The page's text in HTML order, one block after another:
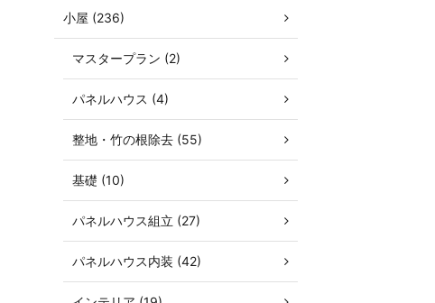
小屋 (236)
マスタープラン (2)
パネルハウス (4)
整地・竹の根除去 (55)
基礎 (10)
パネルハウス組立 (27)
パネルハウス内装 (42)